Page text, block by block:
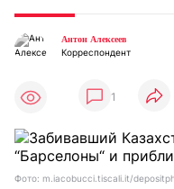
Антон Алексеев
Корреспондент
1
Фото: m.iacobucci.tiscali.it/